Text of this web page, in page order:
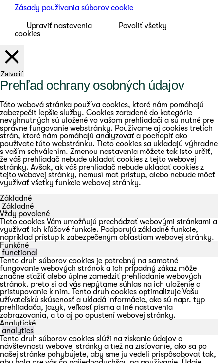
Zásady používania súborov cookie
Upraviť nastavenia
Povoliť všetky
cookies
Zatvoriť
Prehľad ochrany osobných údajov
Táto webová stránka používa cookies, ktoré nám pomáhajú
zabezpečiť lepšie služby. Cookies zaradené do kategórie
nevyhnutných sú uložené vo vašom prehliadači a sú nutné pre
správne fungovanie webstránky. Používame aj cookies tretích
strán, ktoré nám pomáhajú analyzovať a pochopiť ako
používate túto webstránku. Tieto cookies sa ukladajú výhradne
s vaším schválením. Zmenou nastavenia môžete tak isto určiť,
že váš prehliadač nebude ukladať cookies z tejto webovej
stránky. Avšak, ak váš prehliadač nebude ukladať cookies z
tejto webovej stránky, nemusí mať prístup, alebo nebude môcť
využívať všetky funkcie webovej stránky.
Základné
Základné
Vždy povolené
Tieto cookies Vám umožňujú prechádzať webovými stránkami a
využívať ich kľúčové funkcie. Podporujú základné funkcie,
napríklad prístup k zabezpečeným oblastiam webovej stránky.
Funkčné
functional
Tento druh súborov cookies je potrebný na samotné
fungovanie webových stránok a ich prípadný zákaz môže
značne sťažiť alebo úplne zamedziť prehliadanie webových
stránok, preto si od vás nepýtame súhlas na ich uloženie a
pristupovanie k nim. Tento druh cookies optimalizuje Vašu
užívateľskú skúsenosť a ukladá informácie, ako sú napr. typ
prehliadača, jazyk, veľkosť písma a iné nastavenia
zobrazovania, a to aj po opustení webovej stránky.
Analytické
analytics
Tento druh súborov cookies slúži na získanie údajov o
návštevnosti webovej stránky a tiež na zisťovanie, ako sa po
našej stránke pohybujete, aby sme ju vedeli prispôsobovať tak,